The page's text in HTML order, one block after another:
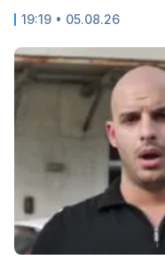
19:19 • 05.08.26